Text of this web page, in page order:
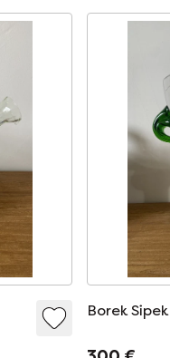
Borek Sipek